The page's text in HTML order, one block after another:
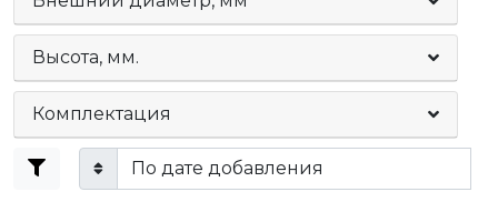
Высота, мм.
Комплектация